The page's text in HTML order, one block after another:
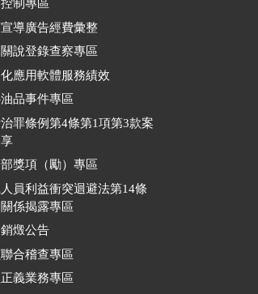
制專區
導廣告經費彙整
說登錄查察專區
應用軟體服務績效
品事件專區
罪條例第4條第1項第3款案
獎項（勵）專區
員利益衝突迴避法第14條
係揭露專區
燬公告
合稽查專區
義業務專區